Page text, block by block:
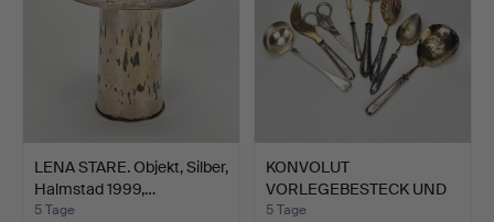
LENA STARE. Objekt, Silber,
Halmstad 1999,…
5 Tage
KONVOLUT
VORLEGEBESTECK UND
TRAUBENSCHERE,…
5 Tage